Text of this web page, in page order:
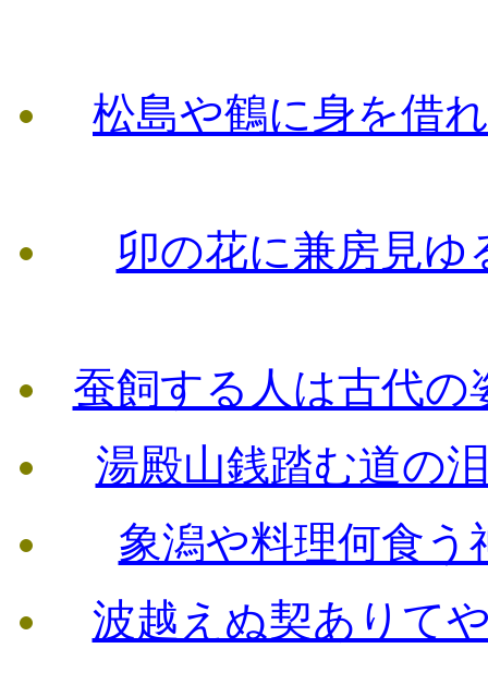
松島や鶴に身を借
卯の花に兼房見ゆ
蚕飼する人は古代の
湯殿山銭踏む道の
象潟や料理何食う
波越えぬ契ありて